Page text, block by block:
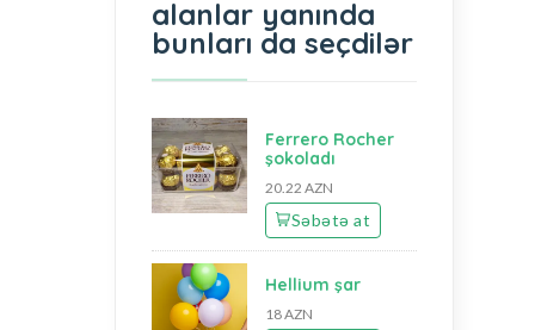
alanlar yanında
bunları da seçdilər
Ferrero Rocher
şokoladı
20.22 AZN
Səbətə at
Hellium şar
18 AZN